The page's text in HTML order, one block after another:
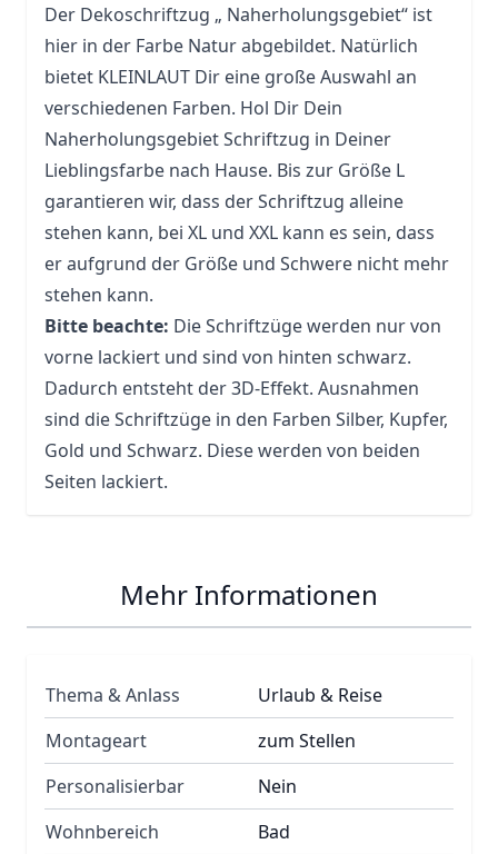
Der Dekoschriftzug „ Naherholungsgebiet“ ist
hier in der Farbe Natur abgebildet. Natürlich
bietet KLEINLAUT Dir eine große Auswahl an
verschiedenen Farben. Hol Dir Dein
Naherholungsgebiet Schriftzug in Deiner
Lieblingsfarbe nach Hause. Bis zur Größe L
garantieren wir, dass der Schriftzug alleine
stehen kann, bei XL und XXL kann es sein, dass
er aufgrund der Größe und Schwere nicht mehr
stehen kann.
Bitte beachte: Die Schriftzüge werden nur von
vorne lackiert und sind von hinten schwarz.
Dadurch entsteht der 3D-Effekt. Ausnahmen
sind die Schriftzüge in den Farben Silber, Kupfer,
Gold und Schwarz. Diese werden von beiden
Seiten lackiert.
Mehr Informationen
Thema & Anlass
Urlaub & Reise
Montageart
zum Stellen
Personalisierbar
Nein
Wohnbereich
Bad